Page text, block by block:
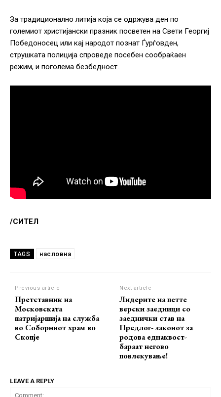
Зa традиционално литија кoja се одржува ден по
големиот христијански празник посветен на Свети Георгиј
Победоносец или кај народот познат Ѓурѓовден,
струшката полиција спроведе посебен сообраќаен
режим, и поголема безбедност.
/СИТЕЛ
TAGS насловна
Previous article
Претставник на
Московската
патријаршија на служба
во Соборниот храм во
Скопје
Next article
Лидерите на петте
верски заедници со
заеднички став на
Предлог- законот за
родова еднаквост-
бараат негово
повлекување!
LEAVE A REPLY